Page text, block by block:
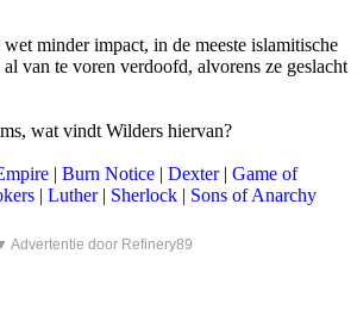
minder impact, in de meeste islamitische
van te voren verdoofd, alvorens ze geslacht
wat vindt Wilders hiervan?
| Burn Notice | Dexter| Game of
| Luther| Sherlock | Sons of Anarchy
Advertentie door Refinery89